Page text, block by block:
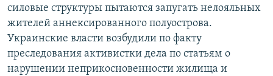
силовые структуры пытаются запугать нелояльных
жителей аннексированного полуострова.
Украинские власти возбудили по факту
преследования активистки дела по статьям о
нарушении неприкосновенности жилища и